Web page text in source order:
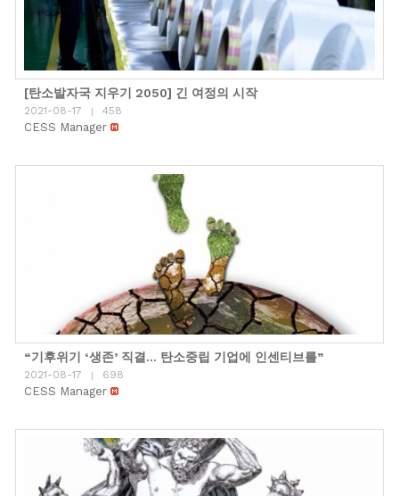
[탄소발자국 지우기 2050] 긴 여정의 시작
2021-08-17 | 458
CESS Manager
“기후위기 ‘생존’ 직결… 탄소중립 기업에 인센티브를”
2021-08-17 | 698
CESS Manager